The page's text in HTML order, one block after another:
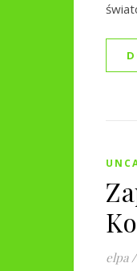
elpa /